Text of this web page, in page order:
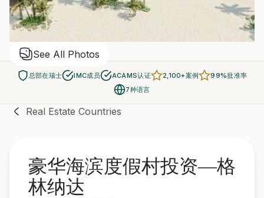
See All Photos
总部在瑞士 IMC成员 ACAMS认证 2,100+案例
99%批准率
7种语言
Real Estate Countries
豪华海滨度假村投资—格
林纳达